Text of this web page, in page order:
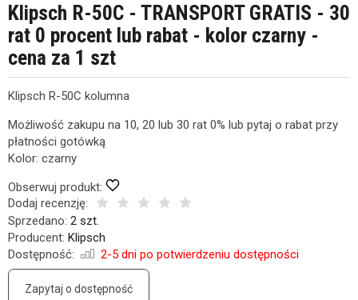
Klipsch R-50C - TRANSPORT GRATIS - 30
rat 0 procent lub rabat - kolor czarny -
cena za 1 szt
Klipsch R-50C kolumna
Możliwość zakupu na 10, 20 lub 30 rat 0% lub pytaj o rabat przy
płatności gotówką
Kolor: czarny
Obserwuj produkt:
Dodaj recenzję:
Sprzedano: 2 szt.
Producent: Klipsch
Dostępność:
2-5 dni po potwierdzeniu dostępności
Zapytaj o dostępność